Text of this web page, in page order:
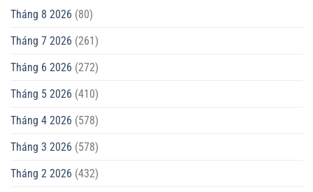
Tháng 8 2026 (80)
Tháng 7 2026 (261)
Tháng 6 2026 (272)
Tháng 5 2026 (410)
Tháng 4 2026 (578)
Tháng 3 2026 (578)
Tháng 2 2026 (432)